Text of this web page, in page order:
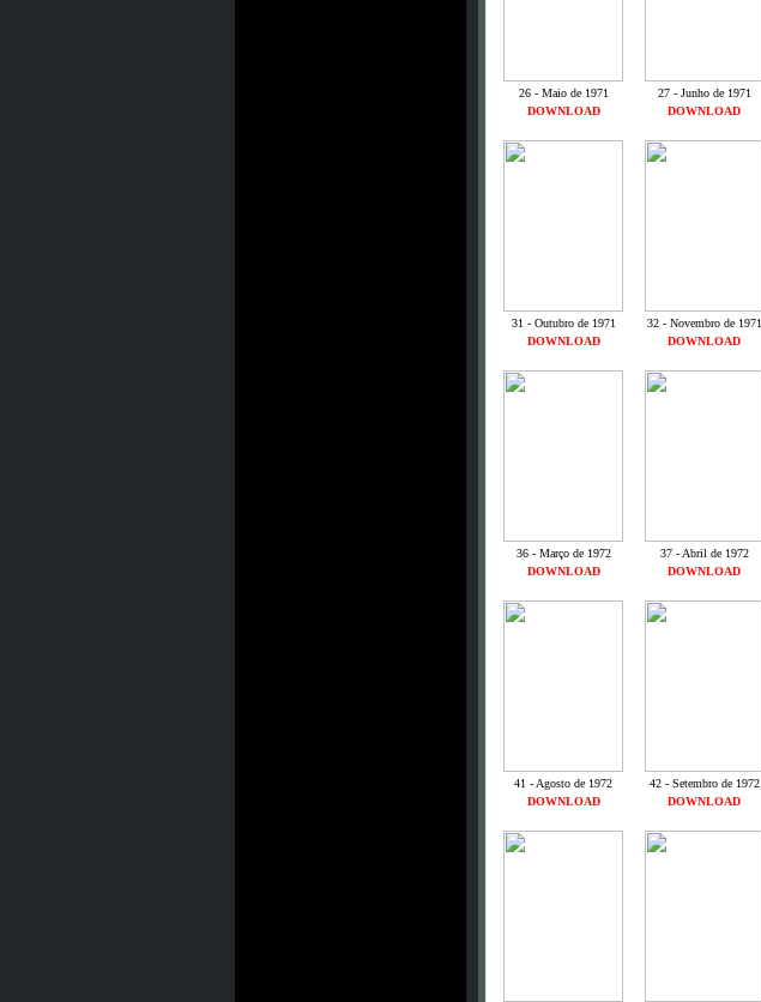
26 - Maio de 1971 27 - Junho de 1971
DOWNLOAD
DOWNLOAD
31 - Outubro de 1971 32 - Novembro de 1971
DOWNLOAD
DOWNLOAD
36 - Março de 1972 37 - Abril de 1972
DOWNLOAD
DOWNLOAD
41 - Agosto de 1972 42 - Setembro de 1972
DOWNLOAD
DOWNLOAD